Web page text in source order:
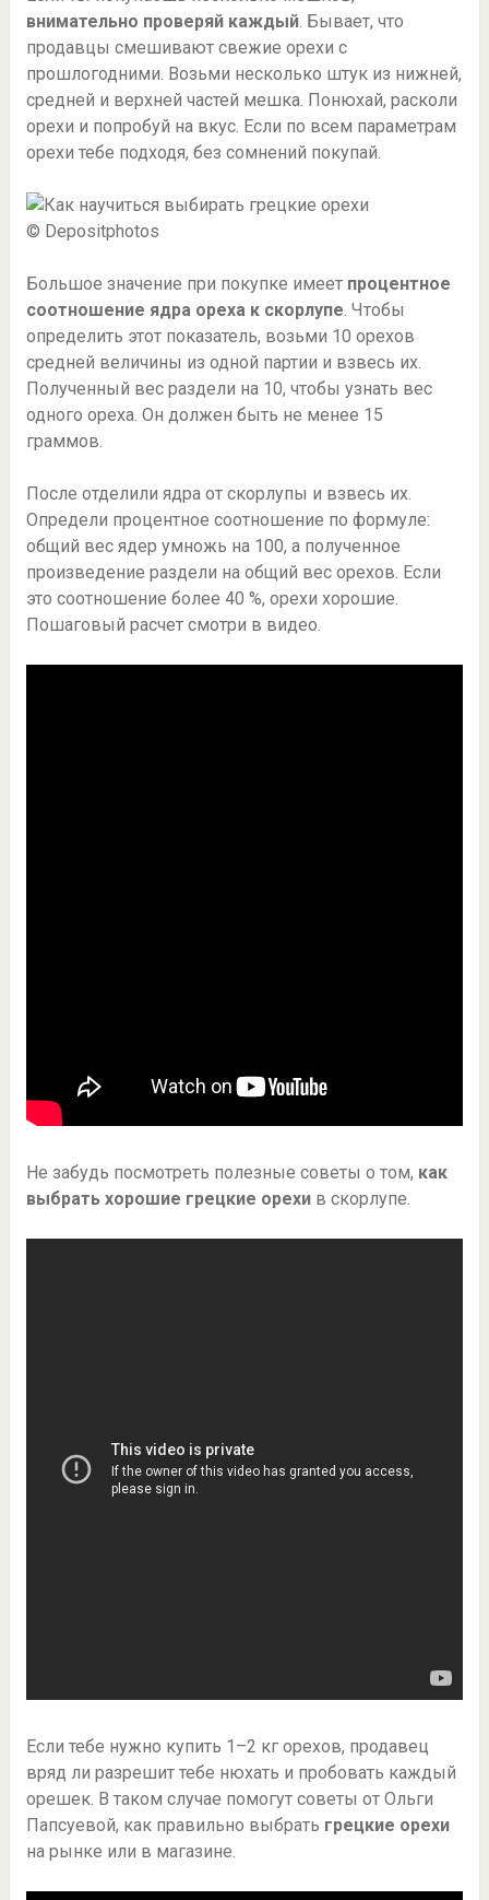
внимательно проверяй каждый. Бывает, что
продавцы смешивают свежие орехи с
прошлогодними. Возьми несколько штук из нижней,
средней и верхней частей мешка. Понюхай, расколи
орехи и попробуй на вкус. Если по всем параметрам
орехи тебе подходя, без сомнений покупай.
© Depositphotos
Большое значение при покупке имеет процентное
соотношение ядра ореха к скорлупе. Чтобы
определить этот показатель, возьми 10 орехов
средней величины из одной партии и взвесь их.
Полученный вес раздели на 10, чтобы узнать вес
одного ореха. Он должен быть не менее 15
граммов.
После отделили ядра от скорлупы и взвесь их.
Определи процентное соотношение по формуле:
общий вес ядер умножь на 100, а полученное
произведение раздели на общий вес орехов. Если
это соотношение более 40 %, орехи хорошие.
Пошаговый расчет смотри в видео.
Не забудь посмотреть полезные советы о том, как
выбрать хорошие грецкие орехив скорлупе.
Если тебе нужно купить 1–2 кг орехов, продавец
вряд ли разрешит тебе нюхать и пробовать каждый
орешек. В таком случае помогут советы от Ольги
Папсуевой, как правильно выбрать грецкие орехи
на рынке или в магазине.